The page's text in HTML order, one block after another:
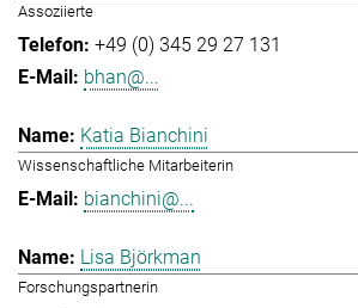
Assoziierte
+49 (0) 345 29 27 131
bhan@...
Katia Bianchini
Wissenschaftliche Mitarbeiterin
bianchini@...
Lisa Björkman
Forschungspartnerin